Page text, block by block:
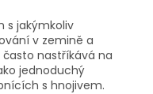
s jakýmkoliv
v zemině a
často nastříkává na
jednoduchý
s hnojivem.